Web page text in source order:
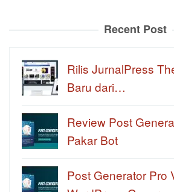
Recent Post
Rilis JurnalPress
Baru dari…
Review Post
Pakar Bot
Post Generator Pro